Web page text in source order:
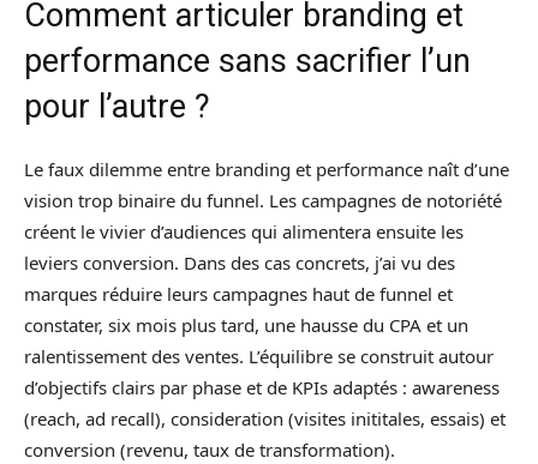
Comment articuler branding et
performance sans sacrifier l’un
pour l’autre ?
Le faux dilemme entre branding et performance naît d’une
vision trop binaire du funnel. Les campagnes de notoriété
créent le vivier d’audiences qui alimentera ensuite les
leviers conversion. Dans des cas concrets, j’ai vu des
marques réduire leurs campagnes haut de funnel et
constater, six mois plus tard, une hausse du CPA et un
ralentissement des ventes. L’équilibre se construit autour
d’objectifs clairs par phase et de KPIs adaptés : awareness
(reach, ad recall), consideration (visites inititales, essais) et
conversion (revenu, taux de transformation).